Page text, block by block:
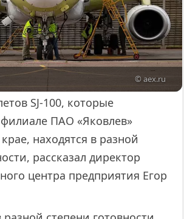
© aex.ru
SJ-100, которые
ПАО «Яковлев»
находятся в разной
рассказал директор
центра предприятия Егор